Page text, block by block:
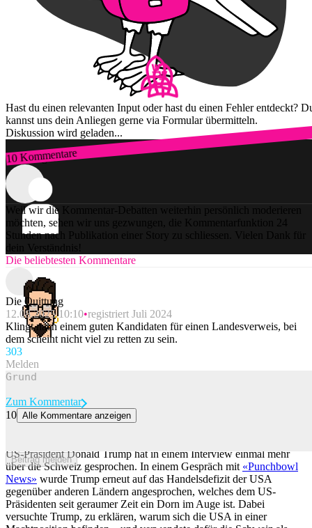
Hast du einen relevanten Input oder hast du einen Fehler entdeckt?
kannst uns dein Anliegen gerne via Formular übermitteln.
Diskussion wird geladen...
10 Kommentare
Zum Login
Weil wir die Kommentar-Debatten weiterhin persönlich moderieren
möchten, sehen wir uns gezwungen, die Kommentarfunktion 24
Stunden nach Publikation einer Story zu schliessen. Vielen Dank für
dein Verständnis!
Die beliebtesten Kommentare
Die Quittung
12.08.2025 10:10 registriert Juli 2024
Klingt nach einem guten Kandidaten für einen Landesverweis, bei
dem scheint nicht viel zu retten zu sein.
303
Melden
Beitrag melden
Zum Kommentar
10 Alle Kommentare anzeigen
US-Präsident Donald Trump hat in einem Interview einmal mehr
über die Schweiz gesprochen. In einem Gespräch mit «Punchbowl
News» wurde Trump erneut auf das Handelsdefizit der USA
gegenüber anderen Ländern angesprochen, welches dem US-
Präsidenten seit geraumer Zeit ein Dorn im Auge ist. Dabei
versuchte Trump, zu erklären, warum sich die USA in einer